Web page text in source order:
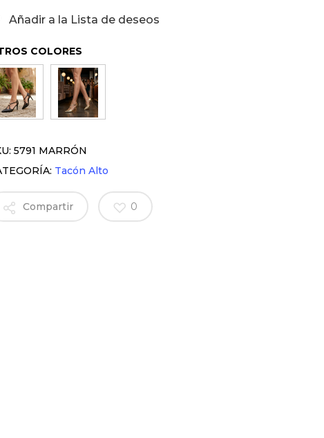
Añadir a la Lista de deseos
COLORES
5791 MARRÓN
Tacón Alto
Compartir 0